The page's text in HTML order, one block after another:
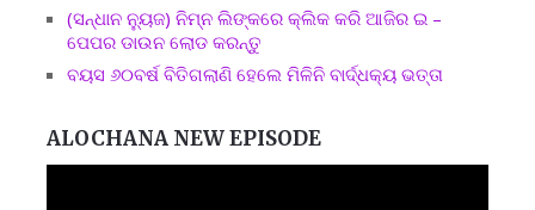
(ସନ୍ଧାନ ନ୍ୟୁଜ) ନିମ୍ନ ଲିଙ୍କରେ କ୍ଲିକ କରି ଆଜିର ଇ –
ପେପର ଡାଉନ ଲୋଡ କରନ୍ତୁ
ବୟସ ୬୦ବର୍ଷ ବିତିଗଲାଣି ହେଲେ ମିଳିନି ବାର୍ଦ୍ଧକ୍ୟ ଭତ୍ତା
ALOCHANA NEW EPISODE